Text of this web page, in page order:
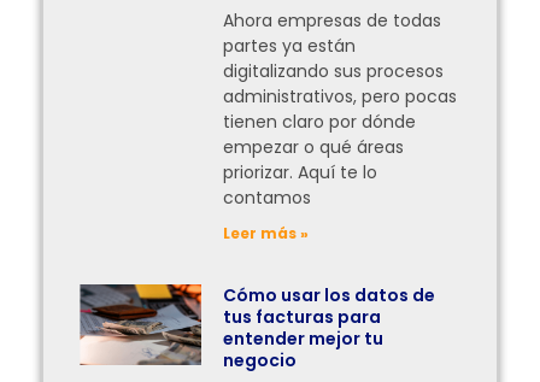
Ahora empresas de todas
partes ya están
digitalizando sus procesos
administrativos, pero pocas
tienen claro por dónde
empezar o qué áreas
priorizar. Aquí te lo
contamos
Leer más »
Cómo usar los datos de
tus facturas para
entender mejor tu
negocio